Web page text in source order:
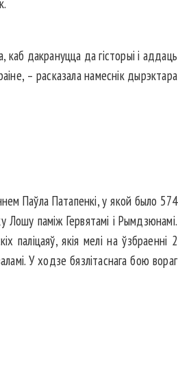
дакрануцца да гісторыі і аддаць
– расказала намеснік дырэктара
Паўла Патапенкі, у якой было 574
паміж Гервятамі і Рымдзюнамі.
паліцаяў, якія мелі на ўзбраенні 2
У ходзе бязлітаснага бою вораг